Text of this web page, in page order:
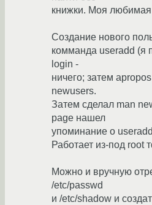
книжки. Моя
Создание нового
комманда useradd (я
login -
ничего; затем
newusers.
Затем сделал man
page нашел
упоминание о
Работает из-под root
Можно и вручную
/etc/passwd
и /etc/shadow и